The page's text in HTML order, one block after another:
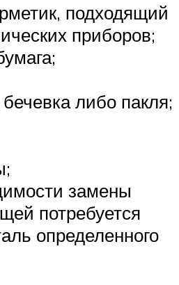
подходящий
приборов;
либо пакля;
замены
потребуется
определенного